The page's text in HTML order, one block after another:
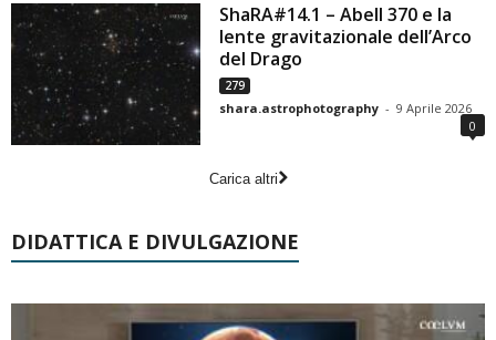
ShaRA#14.1 – Abell 370 e la
lente gravitazionale dell’Arco
del Drago
279
shara.astrophotography - 9 Aprile 2026
0
Carica altri
DIDATTICA E DIVULGAZIONE